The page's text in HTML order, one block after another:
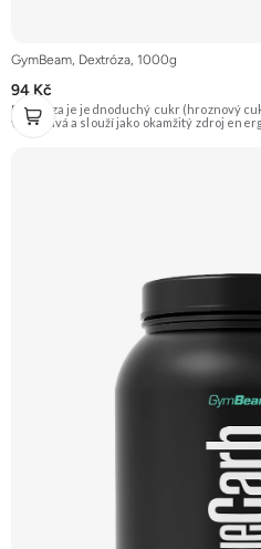
GymBeam, Dextróza, 1000g
94 Kč
Dextróza je jednoduchý cukr (hroznový
vstřebává a slouží jako okamžitý zdroj